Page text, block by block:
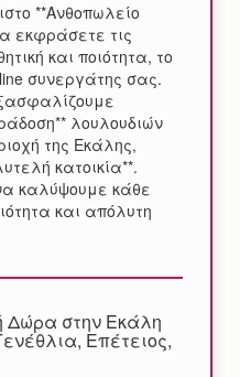
**Ανθοπωλείο
εκφράσετε τις
και ποιότητα, το
συνεργάτης σας.
λουλουδιών
της Εκάλης,
κατοικία**.
καλύψουμε κάθε
και απόλυτη
Δώρα στην Εκάλη
Επέτειος,